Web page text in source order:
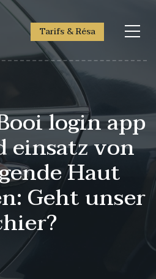
Tarifs & Résa
login app
einsatz von
Haut
Geht unser